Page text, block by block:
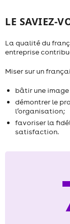
LE SAVIEZ-
La qualité du
entreprise
Miser sur un
bâtir une
démontrer le
l’organisation;
favoriser la
satisfaction.